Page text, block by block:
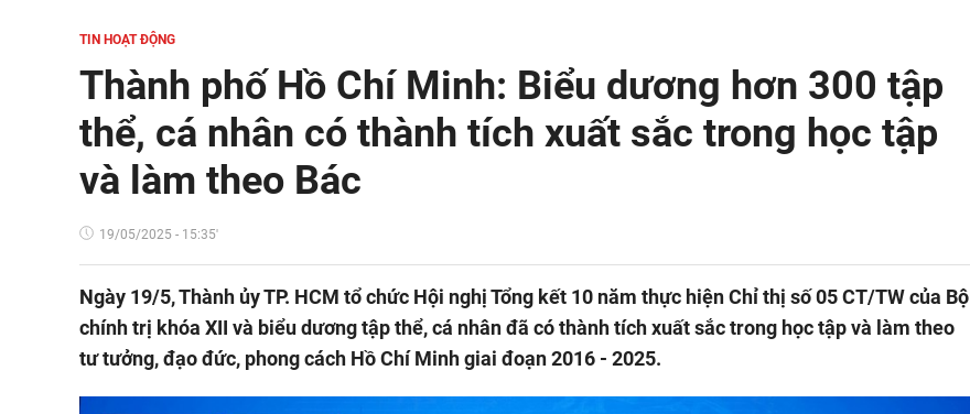
TIN HOẠT ĐỘNG
Thành phố Hồ Chí Minh: Biểu dương hơn 300 tập
thể, cá nhân có thành tích xuất sắc trong học tập
và làm theo Bác
19/05/2025 - 15:35'
Ngày 19/5, Thành ủy TP. HCM tổ chức Hội nghị Tổng kết 10 năm thực hiện Chỉ thị số 05 CT/TW của Bộ
chính trị khóa XII và biểu dương tập thể, cá nhân đã có thành tích xuất sắc trong học tập và làm theo
tư tưởng, đạo đức, phong cách Hồ Chí Minh giai đoạn 2016 - 2025.